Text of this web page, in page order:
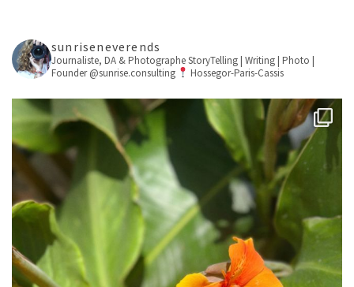
sunriseneverends
Journaliste, DA & PhotographeStoryTelling | Writing | Photo |
Founder @sunrise.consulting
Hossegor-Paris-Cassis